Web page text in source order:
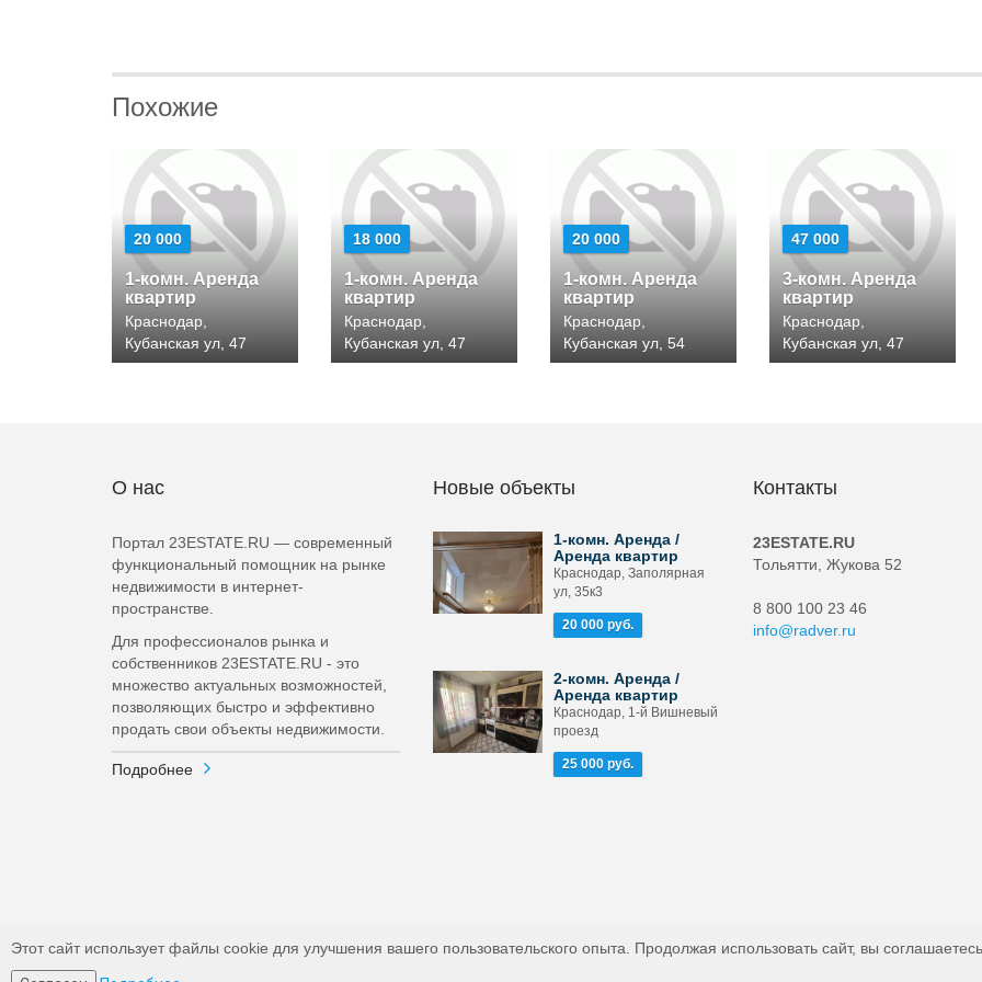
Похожие
20 000
1-комн. Аренда
квартир
Краснодар,
Кубанская ул, 47
18 000
1-комн. Аренда
квартир
Краснодар,
Кубанская ул, 47
20 000
1-комн. Аренда
квартир
Краснодар,
Кубанская ул, 54
47 000
3-комн. Аренда
квартир
Краснодар,
Кубанская ул, 47
О нас
Портал 23ESTATE.RU — современный
функциональный помощник на рынке
недвижимости в интернет-
пространстве.
Для профессионалов рынка и
собственников 23ESTATE.RU - это
множество актуальных возможностей,
позволяющих быстро и эффективно
продать свои объекты недвижимости.
Подробнее
Новые объекты
1-комн. Аренда /
Аренда квартир
Краснодар, Заполярная
ул, 35к3
20 000 руб.
2-комн. Аренда /
Аренда квартир
Краснодар, 1-й Вишневый
проезд
25 000 руб.
Контакты
23ESTATE.RU
Тольятти, Жукова 52
8 800 100 23 46
info@radver.ru
Этот сайт использует файлы cookie для улучшения вашего пользовательского опыта. Продолжая использовать сайт, вы